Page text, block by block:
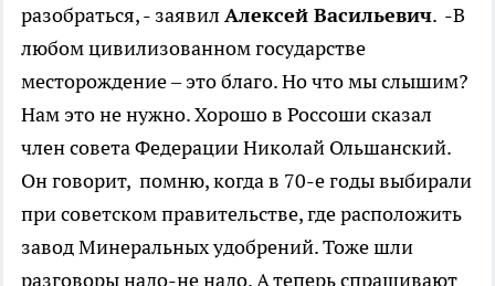
разобраться, - заявил Алексей Васильевич. -В
любом цивилизованном государстве
месторождение – это благо. Но что мы слышим?
Нам это не нужно. Хорошо в Россоши сказал
член совета Федерации Николай Ольшанский.
Он говорит, помню, когда в 70-е годы выбирали
при советском правительстве, где расположить
завод Минеральных удобрений. Тоже шли
разговоры надо-не надо. А теперь спрашивают